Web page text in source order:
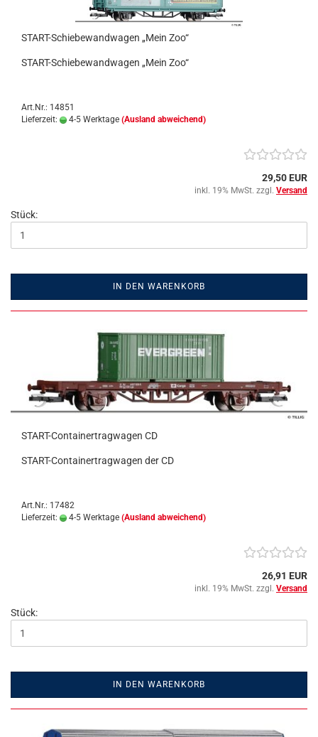
START-Schiebewandwagen „Mein Zoo“
START-Schiebewandwagen „Mein Zoo“
Art.Nr.: 14851
Lieferzeit:
4-5 Werktage (Ausland abweichend)
29,50 EUR
inkl. 19% MwSt. zzgl. Versand
Stück:
IN DEN WARENKORB
START-Containertragwagen CD
START-Containertragwagen der CD
Art.Nr.: 17482
Lieferzeit:
4-5 Werktage (Ausland abweichend)
26,91 EUR
inkl. 19% MwSt. zzgl. Versand
Stück:
IN DEN WARENKORB